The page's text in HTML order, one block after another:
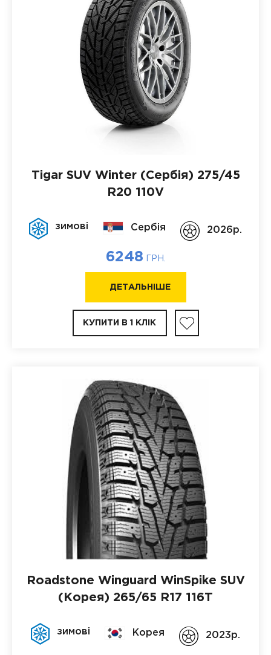
Tigar SUV Winter (Сербія) 275/45
R20 110V
зимові Сербія 2026p.
6248 ГРН.
ДЕТАЛЬНІШЕ
КУПИТИ В 1 КЛІК
Roadstone Winguard WinSpike SUV
(Корея) 265/65 R17 116T
зимові Корея 2023p.